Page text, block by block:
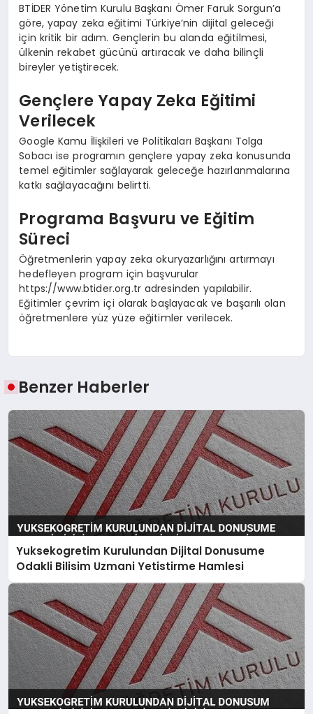
BTİDER Yönetim Kurulu Başkanı Ömer Faruk Sorgun’a
göre, yapay zeka eğitimi Türkiye’nin dijital geleceği
için kritik bir adım. Gençlerin bu alanda eğitilmesi,
ülkenin rekabet gücünü artıracak ve daha bilinçli
bireyler yetiştirecek.
Gençlere Yapay Zeka Eğitimi
Verilecek
Google Kamu İlişkileri ve Politikaları Başkanı Tolga
Sobacı ise programın gençlere yapay zeka konusunda
temel eğitimler sağlayarak geleceğe hazırlanmalarına
katkı sağlayacağını belirtti.
Programa Başvuru ve Eğitim
Süreci
Öğretmenlerin yapay zeka okuryazarlığını artırmayı
hedefleyen program için başvurular
https://www.btider.org.tr adresinden yapılabilir.
Eğitimler çevrim içi olarak başlayacak ve başarılı olan
öğretmenlere yüz yüze eğitimler verilecek.
Benzer Haberler
Yuksekogretim Kurulundan Dijital Donusume
Odakli Bilisim Uzmani Yetistirme Hamlesi